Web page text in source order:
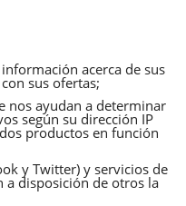
acerca de sus
sus ofertas;
nos ayudan a determinar
según su dirección IP
productos en función
y Twitter) y servicios de
a disposición de otros la